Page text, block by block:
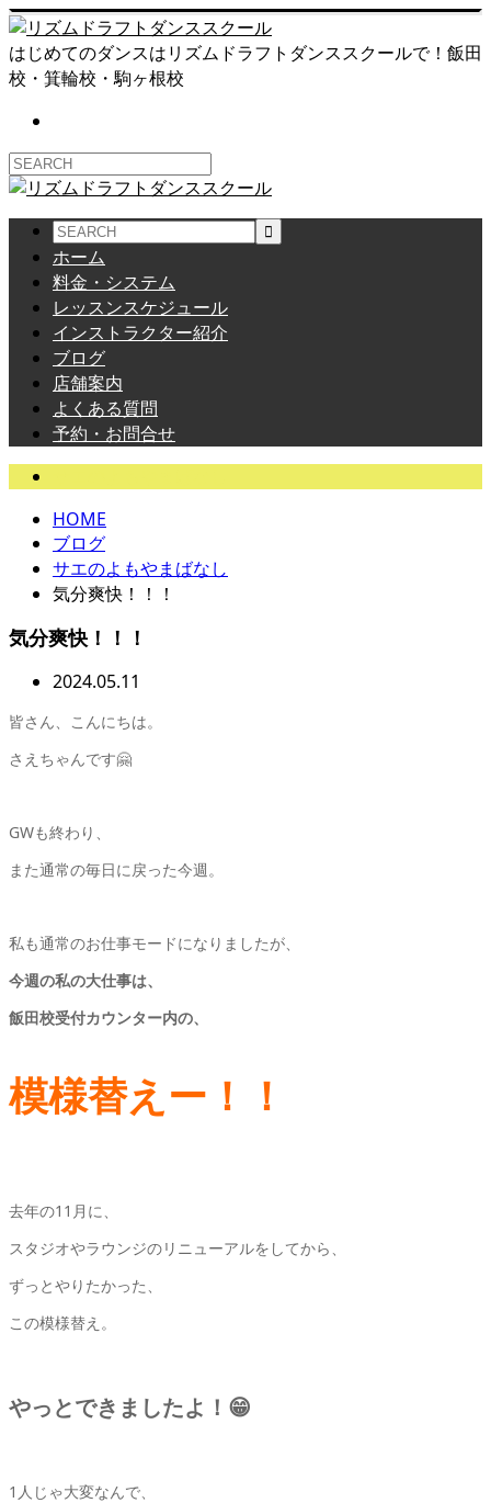
はじめてのダンスはリズムドラフトダンススクールで！飯田
校・箕輪校・駒ヶ根校
ホーム
料金・システム
レッスンスケジュール
インストラクター紹介
ブログ
店舗案内
よくある質問
予約・お問合せ
HOME
ブログ
サエのよもやまばなし
気分爽快！！！
気分爽快！！！
2024.05.11
皆さん、こんにちは。
さえちゃんです🤗
GWも終わり、
また通常の毎日に戻った今週。
私も通常のお仕事モードになりましたが、
今週の私の大仕事は、
飯田校受付カウンター内の、
模様替えー！！
去年の11月に、
スタジオやラウンジのリニューアルをしてから、
ずっとやりたかった、
この模様替え。
やっとできましたよ！😁
1人じゃ大変なんで、